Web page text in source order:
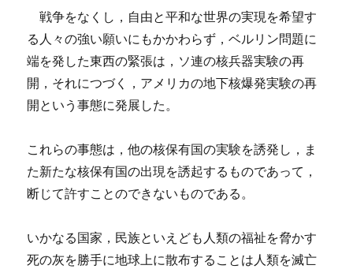
戦争をなくし，自由と平和な世界の実現を希望す
る人々の強い願いにもかかわらず，ベルリン問題に
端を発した東西の緊張は，ソ連の核兵器実験の再
開，それにつづく，アメリカの地下核爆発実験の再
開という事態に発展した。
これらの事態は，他の核保有国の実験を誘発し，ま
た新たな核保有国の出現を誘起するものであって，
断じて許すことのできないものである。
いかなる国家，民族といえども人類の福祉を脅かす
死の灰を勝手に地球上に散布することは人類を滅亡